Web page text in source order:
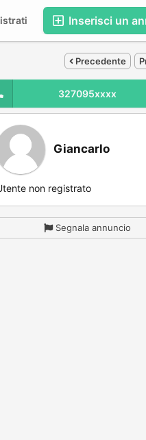
Inserisci un
Precedente
327095xxxx
Giancarlo
non registrato
Segnala annuncio